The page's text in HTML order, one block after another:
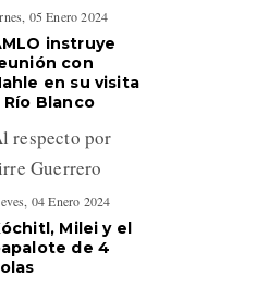
05 Enero 2024
instruye
con
en su visita
Río Blanco
respecto por
Guerrero
04 Enero 2024
Milei y el
de 4